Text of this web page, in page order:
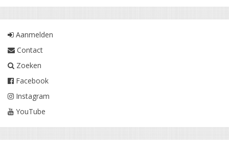
Aanmelden
Contact
Zoeken
Facebook
Instagram
YouTube